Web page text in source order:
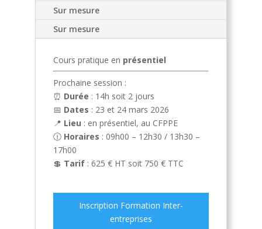
Sur mesure
Sur mesure
Cours pratique en présentiel
Prochaine session :
⏰ Durée : 14h soit 2 jours
📅 Dates : 23 et 24 mars 2026
📍 Lieu : en présentiel, au CFPPE
🕧 Horaires : 09h00 – 12h30 / 13h30 –
17h00
💲 Tarif: 625 € HT soit 750 € TTC
Inscription Formation Inter-
entreprises